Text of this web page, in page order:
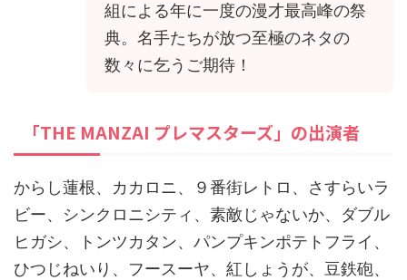
組による年に一度の漫才最高峰の祭
典。名手たちが放つ至極のネタの
数々に乞うご期待！
「THE MANZAI プレマスターズ」の出演者
からし蓮根、カカロニ、９番街レトロ、さすらいラ
ビー、シンクロニシティ、素敵じゃないか、ダブル
ヒガシ、トンツカタン、パンプキンポテトフライ、
ひつじねいり、フースーヤ、紅しょうが、豆鉄砲、